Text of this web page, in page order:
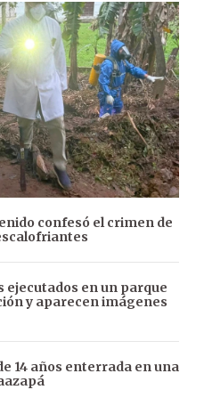
confesó el crimen de
ejecutados en un parque
y aparecen imágenes
14 años enterrada en una